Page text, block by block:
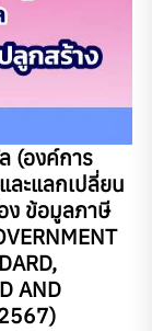
(องค์การ
ละแลกเปลี่ยน
ง ข้อมูลภาษี
AND